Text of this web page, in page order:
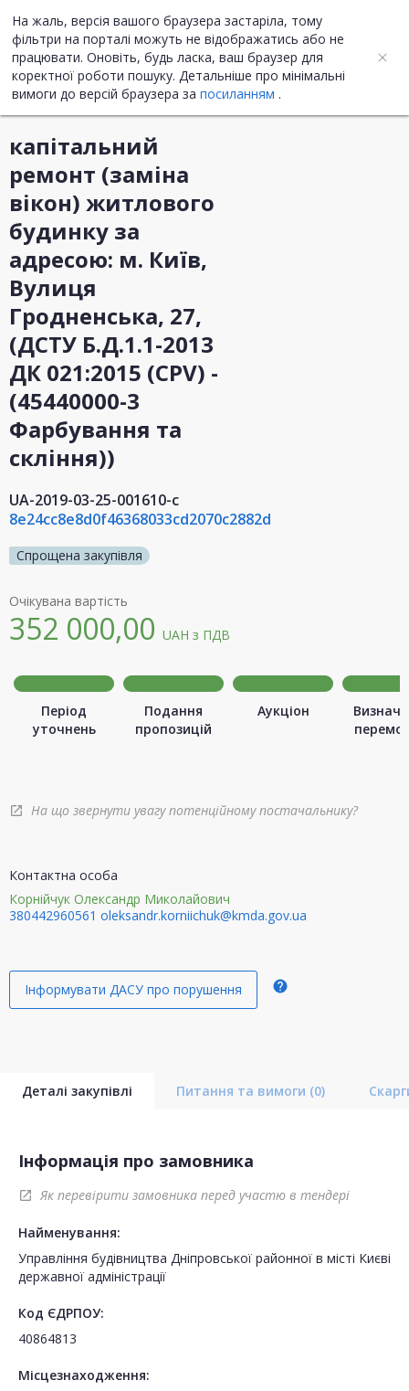
На жаль, версія вашого браузера застаріла, тому
фільтри на порталі можуть не відображатись або не
працювати. Оновіть, будь ласка, ваш браузер для
коректної роботи пошуку. Детальніше про мінімальні
вимоги до версій браузера за посиланням .
UA ENG
Інформація про закупівлю
капітальний
ремонт (заміна
вікон) житлового
будинку за
адресою: м. Київ,
Вулиця
Гродненська, 27,
(ДСТУ Б.Д.1.1-2013
ДК 021:2015 (CPV) -
(45440000-3
Фарбування та
скління))
UA-2019-03-25-001610-c
8e24cc8e8d0f46368033cd2070c2882d
Спрощена закупівля
Очікувана вартість
352 000,00 UAH з ПДВ
Період
уточнень
Подання
пропозицій
Аукціон
open_in_new На що звернути увагу потенційному постачальнику?
Контактна особа
Корнійчук Олександр Миколайович
380442960561 oleksandr.korniichuk@kmda.gov.ua
Інформувати ДАСУ про порушення help
Деталі закупівлі Питання та вимоги (0)
Інформація про замовника
open_in_new Як перевірити замовника перед участю в тендері
Найменування:
Управління будівництва Дніпровської районної в місті Києві
державної адміністрації
Код ЄДРПОУ:
40864813
Місцезнаходження: